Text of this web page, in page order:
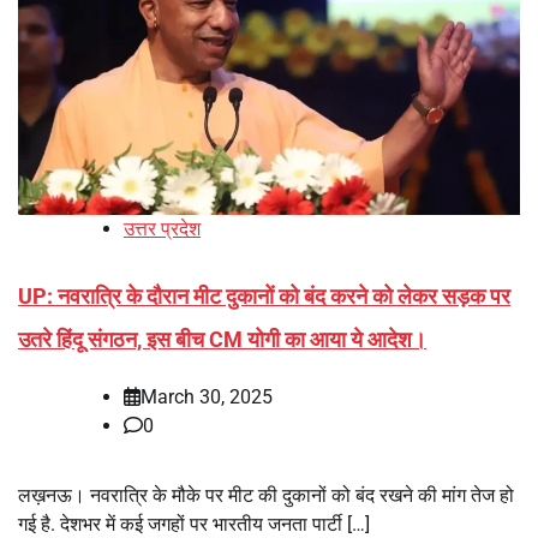
उत्तर प्रदेश
UP: नवरात्रि के दौरान मीट दुकानों को बंद करने को लेकर सड़क पर
उतरे हिंदू संगठन, इस बीच CM योगी का आया ये आदेश।
March 30, 2025
0
लख़नऊ। नवरात्रि के मौके पर मीट की दुकानों को बंद रखने की मांग तेज हो
गई है. देशभर में कई जगहों पर भारतीय जनता पार्टी […]